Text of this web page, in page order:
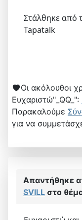
Στάλθηκε από
Tapatalk
Οι ακόλουθοι
Ευχαριστώ"_QQ_":
Παρακαλούμε
για να
Απαντήθηκε
SVILL στο